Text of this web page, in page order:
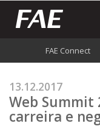
FAE Connect
13.12.2017
Web Summit
carreira e